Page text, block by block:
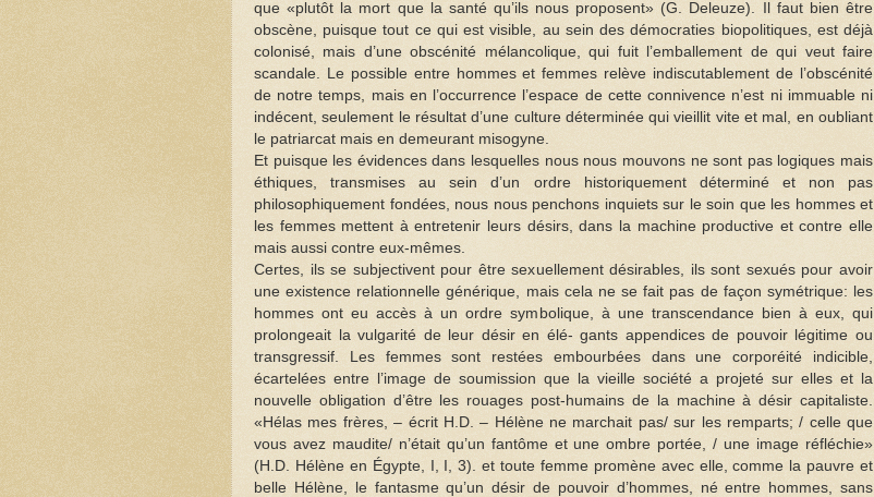
que «plutôt la mort que la santé qu’ils nous proposent» (G. Deleuze). Il faut bien être
obscène, puisque tout ce qui est visible, au sein des démocraties biopolitiques, est déjà
colonisé, mais d’une obscénité mélancolique, qui fuit l’emballement de qui veut faire
scandale. Le possible entre hommes et femmes relève indiscutablement de l’obscénité
de notre temps, mais en l’occurrence l’espace de cette connivence n’est ni immuable ni
indécent, seulement le résultat d’une culture déterminée qui vieillit vite et mal, en oubliant
le patriarcat mais en demeurant misogyne.
Et puisque les évidences dans lesquelles nous nous mouvons ne sont pas logiques mais
éthiques, transmises au sein d’un ordre historiquement déterminé et non pas
philosophiquement fondées, nous nous penchons inquiets sur le soin que les hommes et
les femmes mettent à entretenir leurs désirs, dans la machine productive et contre elle
mais aussi contre eux-mêmes.
Certes, ils se subjectivent pour être sexuellement désirables, ils sont sexués pour avoir
une existence relationnelle générique, mais cela ne se fait pas de façon symétrique: les
hommes ont eu accès à un ordre symbolique, à une transcendance bien à eux, qui
prolongeait la vulgarité de leur désir en élé- gants appendices de pouvoir légitime ou
transgressif. Les femmes sont restées embourbées dans une corporéité indicible,
écartelées entre l’image de soumission que la vieille société a projeté sur elles et la
nouvelle obligation d’être les rouages post-humains de la machine à désir capitaliste.
«Hélas mes frères, – écrit H.D. – Hélène ne marchait pas/ sur les remparts; / celle que
vous avez maudite/ n’était qu’un fantôme et une ombre portée, / une image réfléchie»
(H.D. Hélène en Égypte, I, I, 3). et toute femme promène avec elle, comme la pauvre et
belle Hélène, le fantasme qu’un désir de pouvoir d’hommes, né entre hommes, sans